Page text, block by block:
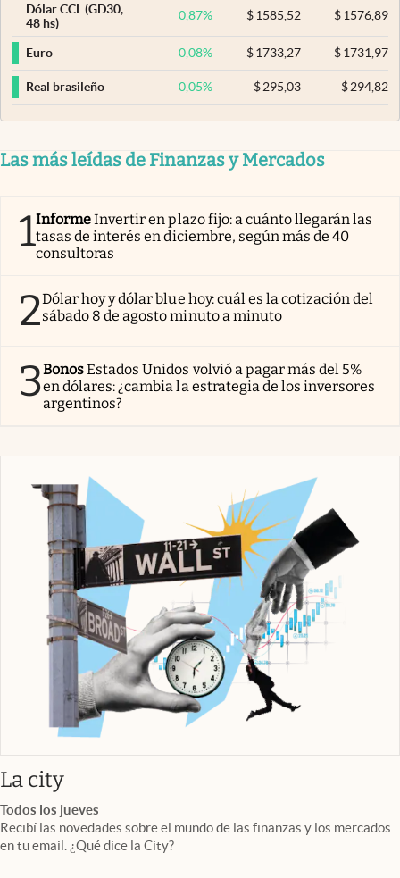
Dólar CCL (GD30,
48 hs)
0,87% $ 1585,52 $1576,89
Euro 0,08% $ 1733,27 $1731,97
Real brasileño 0,05% $ 295,03 $294,82
Las más leídas de Finanzas y Mercados
1InformeInvertir en plazo fijo: a cuánto llegarán las
tasas de interés en diciembre, según más de 40
consultoras
2Dólar hoy y dólar blue hoy: cuál es la cotización del
sábado 8 de agosto minuto a minuto
3BonosEstados Unidos volvió a pagar más del 5%
en dólares: ¿cambia la estrategia de los inversores
argentinos?
La cityabre en nueva pestaña
Todos los jueves
Recibí las novedades sobre el mundo de las finanzas y los mercados
en tu email. ¿Qué dice la City?